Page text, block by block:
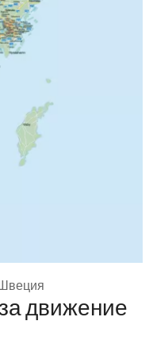
движение